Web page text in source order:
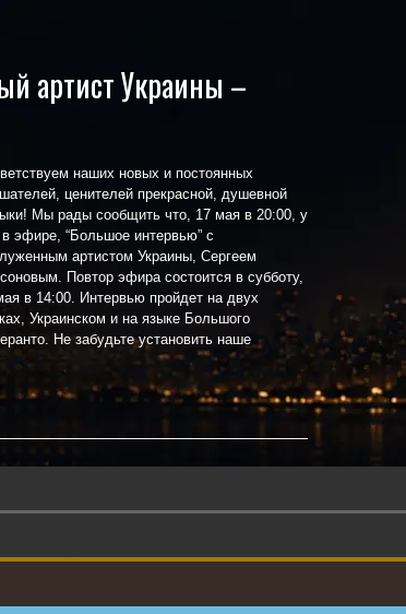
артист Украины –
наших новых и постоянных
ценителей прекрасной, душевной
Мы рады сообщить что, 17 мая в 20:00, у
в эфире, “Большое интервью” с
артистом Украины, Сергеем
Повтор эфира состоится в субботу,
в 14:00. Интервью пройдет на двух
Украинском и на языке Большого
Не забудьте установить наше